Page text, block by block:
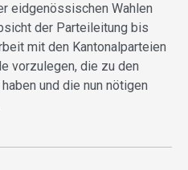
eidgenössischen Wahlen
der Parteileitung bis
mit den Kantonalparteien
vorzulegen, die zu den
und die nun nötigen